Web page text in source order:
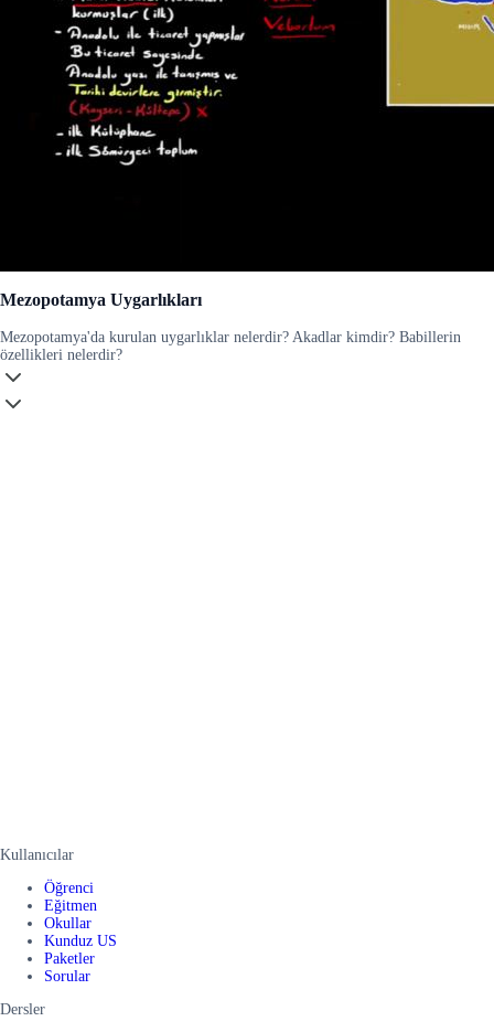
Mezopotamya Uygarlıkları
Mezopotamya'da kurulan uygarlıklar nelerdir? Akadlar kimdir? Babillerin
özellikleri nelerdir?
Kullanıcılar
Öğrenci
Eğitmen
Okullar
Kunduz US
Paketler
Sorular
Dersler